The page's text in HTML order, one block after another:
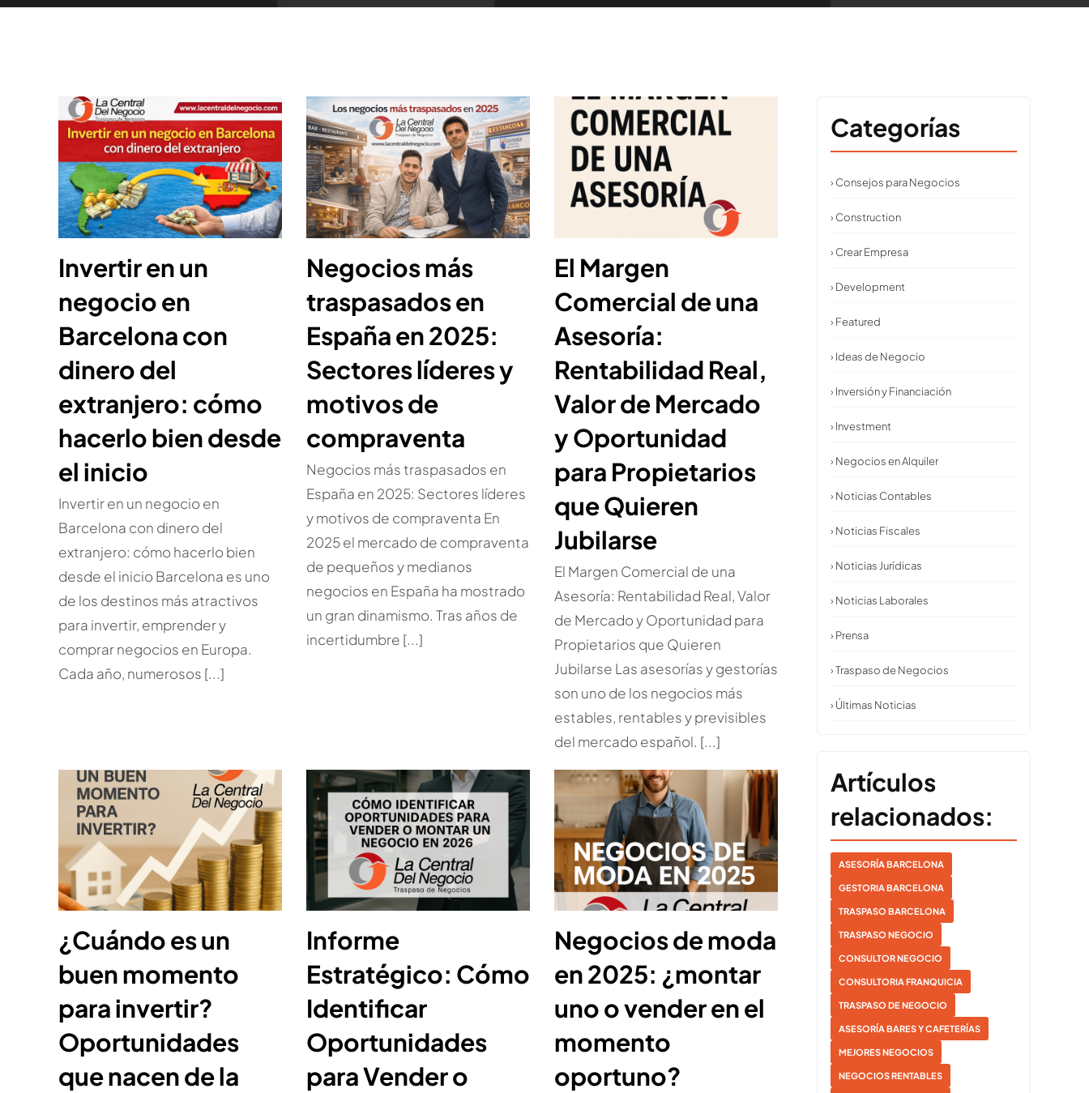
Invertir en un
negocio en
Barcelona con
dinero del
extranjero: cómo
hacerlo bien desde
el inicio
Invertir en un negocio en
Barcelona con dinero del
extranjero: cómo hacerlo bien
desde el inicio Barcelona es uno
de los destinos más atractivos
para invertir, emprender y
comprar negocios en Europa.
Cada año, numerosos [...]
Negocios más
traspasados en
España en 2025:
Sectores líderes y
motivos de
compraventa
Negocios más traspasados en
España en 2025: Sectores líderes
y motivos de compraventa En
2025 el mercado de compraventa
de pequeños y medianos
negocios en España ha mostrado
un gran dinamismo. Tras años de
incertidumbre [...]
El Margen
Comercial de una
Asesoría:
Rentabilidad Real,
Valor de Mercado
y Oportunidad
para Propietarios
que Quieren
Jubilarse
El Margen Comercial de una
Asesoría: Rentabilidad Real, Valor
de Mercado y Oportunidad para
Propietarios que Quieren
Jubilarse Las asesorías y gestorías
son uno de los negocios más
estables, rentables y previsibles
del mercado español. [...]
¿Cuándo es un
buen momento
para invertir?
Oportunidades
que nacen de la
Informe
Estratégico: Cómo
Identificar
Oportunidades
para Vender o
Negocios de moda
en 2025: ¿montar
uno o vender en el
momento
oportuno?
Categorías
› Consejos para Negocios
› Construction
› Crear Empresa
› Development
› Featured
› Ideas de Negocio
› Inversión y Financiación
› Investment
› Negocios en Alquiler
› Noticias Contables
› Noticias Fiscales
› Noticias Jurídicas
› Noticias Laborales
› Prensa
› Traspaso de Negocios
› Últimas Noticias
Artículos
relacionados:
ASESORÍA BARCELONA
GESTORIA BARCELONA
TRASPASO BARCELONA
TRASPASO NEGOCIO
CONSULTOR NEGOCIO
CONSULTORIA FRANQUICIA
TRASPASO DE NEGOCIO
ASESORÍA BARES Y CAFETERÍAS
MEJORES NEGOCIOS
NEGOCIOS RENTABLES